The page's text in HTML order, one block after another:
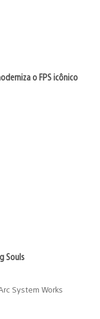
o FPS icônico
Souls
System Works